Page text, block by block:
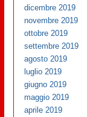
dicembre 2019
novembre 2019
ottobre 2019
settembre 2019
agosto 2019
luglio 2019
giugno 2019
maggio 2019
aprile 2019